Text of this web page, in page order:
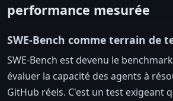
performance mesurée
SWE-Bench comme terrain de
SWE-Bench est devenu le
évaluer la capacité des agents à
GitHub réels. C'est un test exigeant